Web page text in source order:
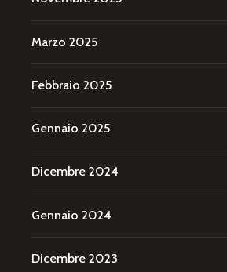
Marzo 2025
Febbraio 2025
Gennaio 2025
Dicembre 2024
Gennaio 2024
Dicembre 2023